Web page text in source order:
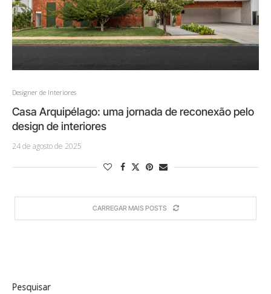
Designer de Interiores
Casa Arquipélago: uma jornada de reconexão pelo
design de interiores
24 de agosto de 2025
CARREGAR MAIS POSTS
Pesquisar